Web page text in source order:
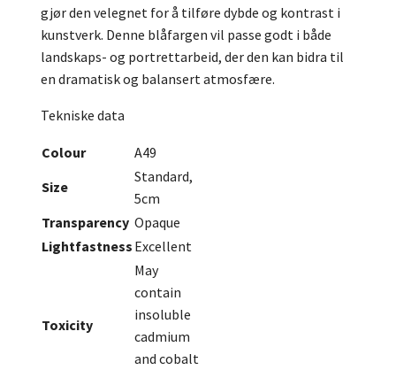
gjør den velegnet for å tilføre dybde og kontrast i
kunstverk. Denne blåfargen vil passe godt i både
landskaps- og portrettarbeid, der den kan bidra til
en dramatisk og balansert atmosfære.
Tekniske data
Colour
A49
Size
Standard,
5cm
Transparency Opaque
Lightfastness Excellent
Toxicity
May
contain
insoluble
cadmium
and cobalt